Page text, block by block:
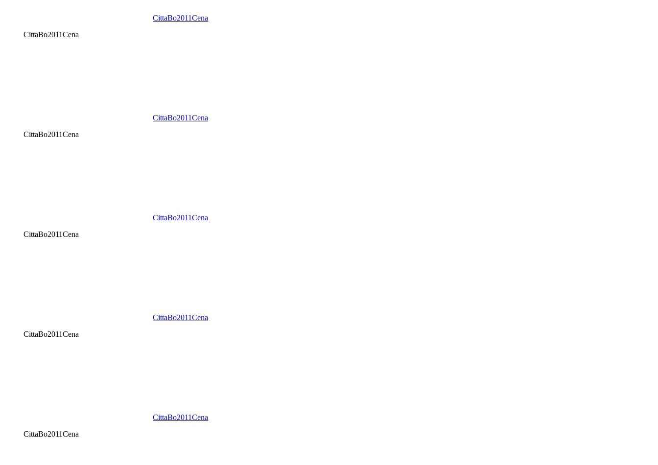
CittaBo2011Cena
CittaBo2011Cena
CittaBo2011Cena
CittaBo2011Cena
CittaBo2011Cena
CittaBo2011Cena
CittaBo2011Cena
CittaBo2011Cena
CittaBo2011Cena
CittaBo2011Cena